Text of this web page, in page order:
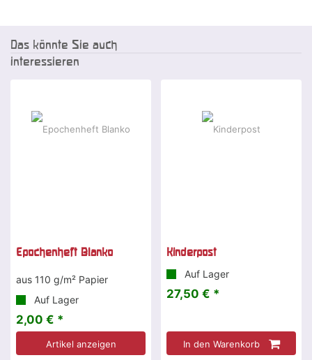
Das könnte Sie auch
interessieren
Epochenheft Blanko
aus 110 g/m² Papier
Auf Lager
2,00 € *
Artikel anzeigen
Kinderpost
Auf Lager
27,50 € *
In den Warenkorb